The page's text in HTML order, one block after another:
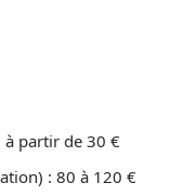
à partir de 30 €
: 80 à 120 €